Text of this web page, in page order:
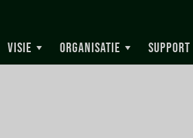
VISIE ORGANISATIE SUPPORT